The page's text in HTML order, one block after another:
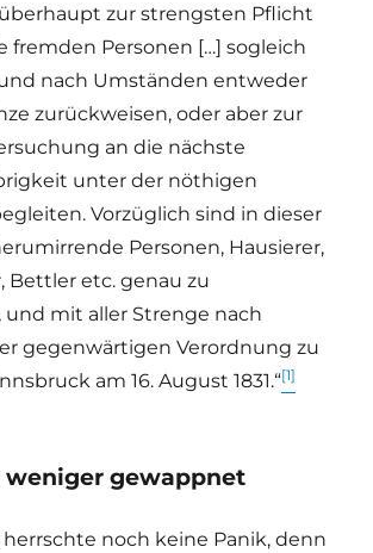
zur strengsten Pflicht
fremden Personen […] sogleich
nach Umständen entweder
zurückweisen, oder aber zur
an die nächste
unter der nöthigen
Vorzüglich sind in dieser
Personen, Hausierer,
Bettler etc. genau zu
und mit aller Strenge nach
gegenwärtigen Verordnung zu
am 16. August 1831.“[1]
weniger gewappnet
noch keine Panik, denn